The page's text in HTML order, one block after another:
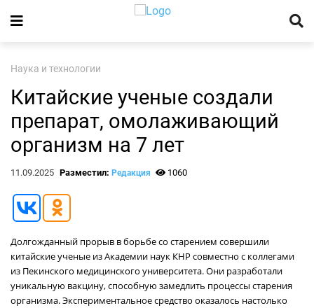
Наука и технологии
Китайские ученые создали
препарат, омолаживающий
организм на 7 лет
11.09.2025 Разместил: Редакция 1060
Долгожданный прорыв в борьбе со старением совершили
китайские ученые из Академии наук КНР совместно с коллегами
из Пекинского медицинского университета. Они разработали
уникальную вакцину, способную замедлить процессы старения
организма. Экспериментальное средство оказалось настолько